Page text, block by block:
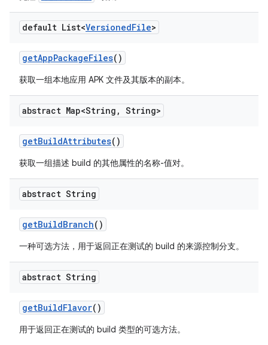
default List<VersionedFile>
getAppPackageFiles()
获取一组本地应用 APK 文件及其版本的副本。
abstract Map<String , String>
getBuildAttributes()
获取一组描述 build 的其他属性的名称-值对。
abstract String
getBuildBranch()
一种可选方法，用于返回正在测试的 build 的来源控制分支。
abstract String
getBuildFlavor()
用于返回正在测试的 build 类型的可选方法。